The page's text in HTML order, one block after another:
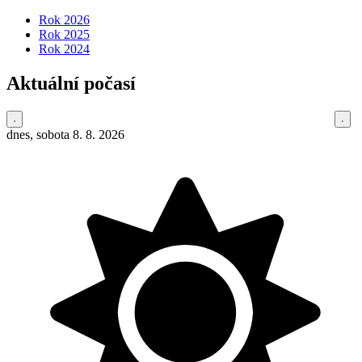
Rok 2026
Rok 2025
Rok 2024
Aktuální počasí
dnes, sobota 8. 8. 2026